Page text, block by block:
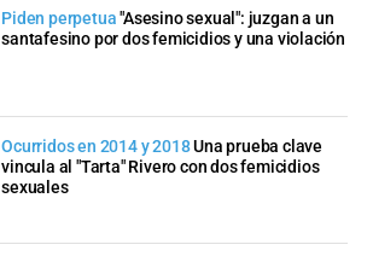
Piden perpetua"Asesino sexual": juzgan a un
santafesino por dos femicidios y una violación
Ocurridos en 2014 y 2018Una prueba clave
vincula al "Tarta" Rivero con dos femicidios
sexuales